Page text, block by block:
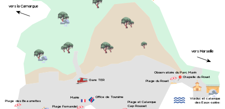
vers Marseille
Viaduc et calanque
des Eaux-salées
Observatoire du Parc Marin
Chapelle du Rouet
Plage du Rouet
Gare TER
Office de Toursime
Plage et Calanque
Cap Rousset
Plage des Beaumettes
Mairie
Plage Fernandel
vers la Camargue